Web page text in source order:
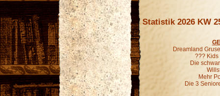
Statistik 2026 KW
Dreamland
??? Kids
Die
Mehr
Die 3